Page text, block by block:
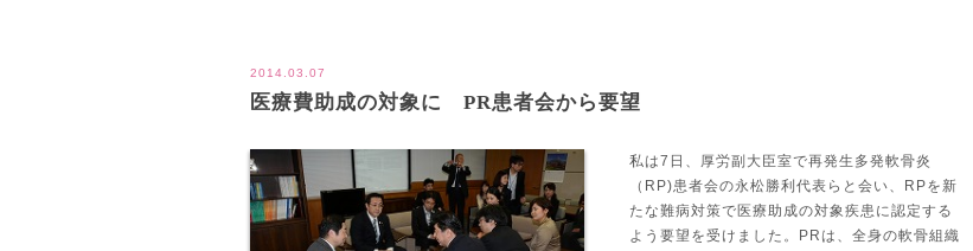
2014.03.07
医療費助成の対象に PR患者会から要望
私は7日、厚労副大臣室で再発生多発軟骨炎
（RP)患者会の永松勝利代表らと会い、RPを新
たな難病対策で医療助成の対象疾患に認定する
よう要望を受けました。PRは、全身の軟骨組織